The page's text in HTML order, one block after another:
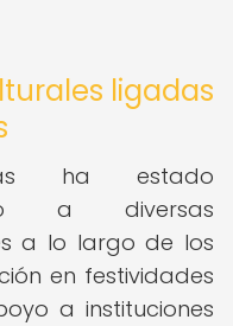
ligadas
ha estado
a diversas
a lo largo de los
en festividades
a instituciones